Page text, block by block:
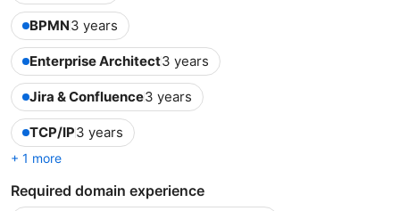
BPMN3 years
Enterprise Architect3 years
Jira & Confluence3 years
TCP/IP3 years
+ 1 more
Required domain experience